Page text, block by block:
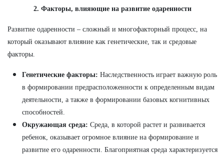
2. Факторы, влияющие на развитие одаренности
Развитие одаренности – сложный и многофакторный процесс, на
который оказывают влияние как генетические, так и средовые
факторы.
Генетические факторы: Наследственность играет важную роль
в формировании предрасположенности к определенным видам
деятельности, а также в формировании базовых когнитивных
способностей.
Окружающая среда: Среда, в которой растет и развивается
ребенок, оказывает огромное влияние на формирование и
развитие его одаренности. Благоприятная среда характеризуется